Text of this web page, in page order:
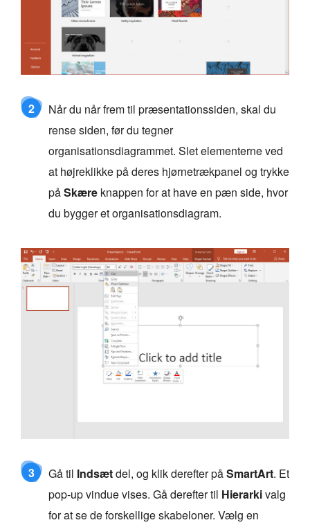
2
Når du når frem til præsentationssiden, skal du
rense siden, før du tegner
organisationsdiagrammet. Slet elementerne ved
at højreklikke på deres hjørnetrækpanel og trykke
påSkære knappen for at have en pæn side, hvor
du bygger et organisationsdiagram.
3 Gå til Indsætdel, og klik derefter påSmartArt. Et
pop-up vindue vises. Gå derefter til Hierarkivalg
for at se de forskellige skabeloner. Vælg en